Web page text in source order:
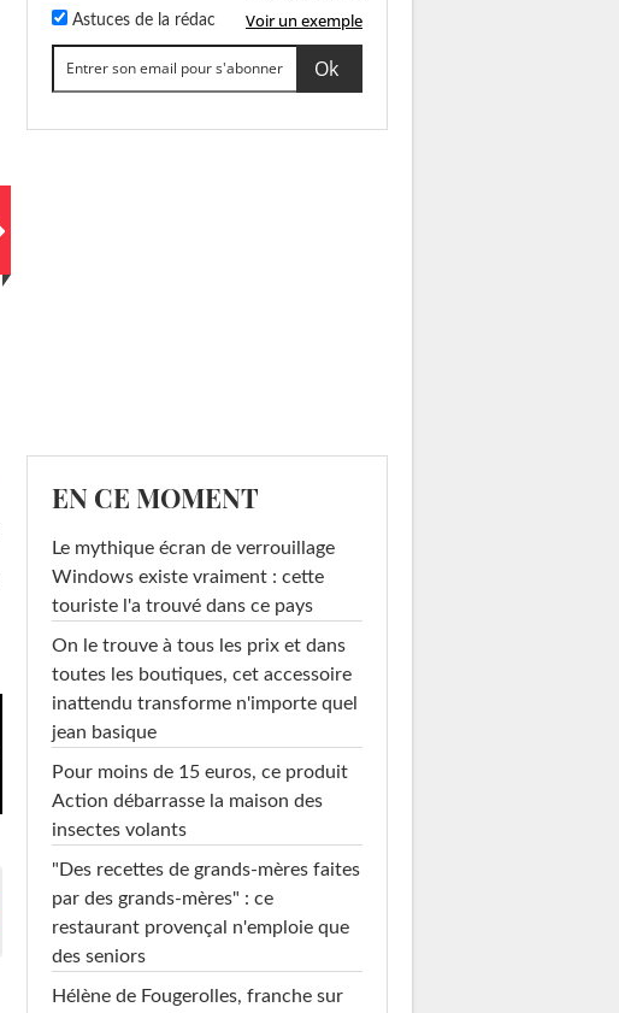
Rayures
Astuces de la rédac Voir un exemple
EN CE MOMENT
Le mythique écran de verrouillage
Windows existe vraiment : cette
touriste l'a trouvé dans ce pays
On le trouve à tous les prix et dans
toutes les boutiques, cet accessoire
inattendu transforme n'importe quel
jean basique
Pour moins de 15 euros, ce produit
Action débarrasse la maison des
insectes volants
"Des recettes de grands-mères faites
par des grands-mères" : ce
restaurant provençal n'emploie que
des seniors
Hélène de Fougerolles, franche sur